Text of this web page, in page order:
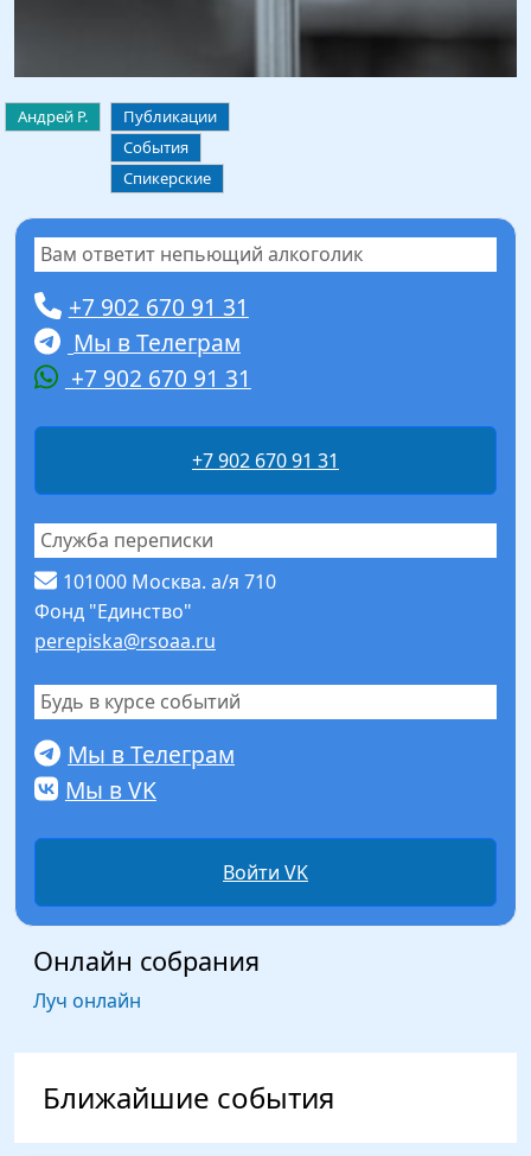
Андрей Р.
Публикации
События
Спикерские
Вам ответит непьющий алкоголик
+7 902 670 91 31
Мы в Телеграм
+7 902 670 91 31
+7 902 670 91 31
Служба переписки
101000 Москва. а/я 710
Фонд "Единство"
perepiska@rsoaa.ru
Будь в курсе событий
Мы в Телеграм
Мы в VK
Войти VK
Онлайн собрания
Луч онлайн
Ближайшие события